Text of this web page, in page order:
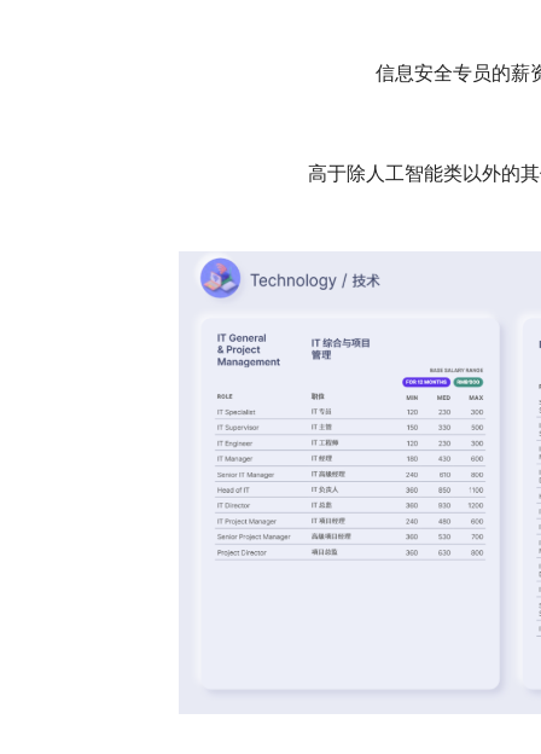
信息安全专员的薪
高于除人工智能类以外的